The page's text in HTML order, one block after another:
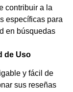
contribuir a la
específicas para
en búsquedas
de Uso
y fácil de
sus reseñas